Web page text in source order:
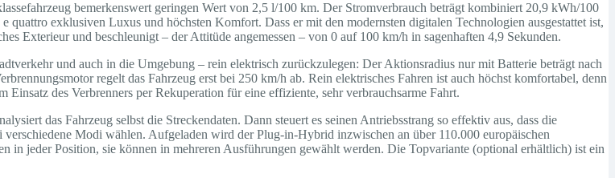
bemerkenswert geringen Wert von 2,5 l/100 km. Der Stromverbrauch beträgt kombiniert 20,9 kWh/100
exklusiven Luxus und höchsten Komfort. Dass er mit den modernsten digitalen Technologien ausgestattet ist,
Exterieur und beschleunigt – der Attitüde angemessen – von 0 auf 100 km/h in sagenhaften 4,9 Sekunden.
und auch in die Umgebung – rein elektrisch zurückzulegen: Der Aktionsradius nur mit Batterie beträgt nach
regelt das Fahrzeug erst bei 250 km/h ab. Rein elektrisches Fahren ist auch höchst komfortabel, denn
des Verbrenners per Rekuperation für eine effiziente, sehr verbrauchsarme Fahrt.
das Fahrzeug selbst die Streckendaten. Dann steuert es seinen Antriebsstrang so effektiv aus, dass die
Modi wählen. Aufgeladen wird der Plug-in-Hybrid inzwischen an über 110.000 europäischen
in jeder Position, sie können in mehreren Ausführungen gewählt werden. Die Topvariante (optional erhältlich) ist ein